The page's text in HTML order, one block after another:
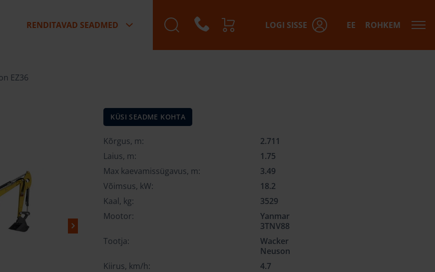
RENDITAVAD SEADMED LOGI SISSE EE ROHKEM
EZ36
KÜSI SEADME KOHTA
Kõrgus, m:
2.711
Laius, m:
1.75
Max kaevamissügavus, m:
3.49
Võimsus, kW:
18.2
Kaal, kg:
3529
Mootor:
Yanmar
3TNV88
Tootja:
Wacker
Neuson
Kiirus, km/h:
4.7